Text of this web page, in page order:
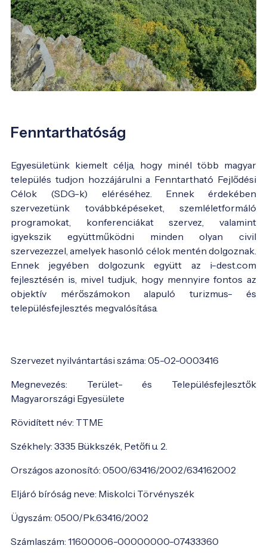
Fenntarthatóság
Egyesületünk kiemelt célja, hogy minél több magyar
település tudjon hozzájárulni a Fenntartható Fejlődési
Célok (SDG-k) eléréséhez. Ennek érdekében
szervezetünk továbbképéseket, szemléletformáló
programokat, konferenciákat szervez, valamint
igyekszik együttműködni minden olyan civil
szervezezzel, amelyek hasonló célok mentén dolgoznak.
Ennek jegyében dolgozunk együtt az i-dest.com
fejlesztésén is, mivel tudjuk, hogy mennyire fontos az
objektív mérőszámokon alapuló turizmus- és
településfejlesztés megvalósítása.
Szervezet nyilvántartási száma: 05-02-0003416
Megnevezés: Terület- és Településfejlesztők
Magyarországi Egyesülete
Rövidített név: TTME
Székhely: 3335 Bükkszék, Petőfi u. 2.
Országos azonosító: 0500/63416/2002/634162002
Eljáró bíróság neve: Miskolci Törvényszék
Ügyszám: 0500/Pk.63416/2002
Számlaszám: 11600006-00000000-07433360